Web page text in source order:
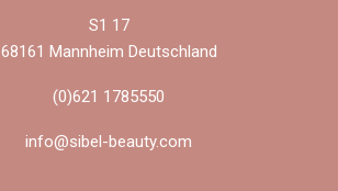
S1 17
68161 Mannheim Deutschland
(0)621 1785550
info@sibel-beauty.com